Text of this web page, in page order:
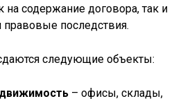
на содержание договора, так и
последствия.
следующие объекты:
– офисы, склады,